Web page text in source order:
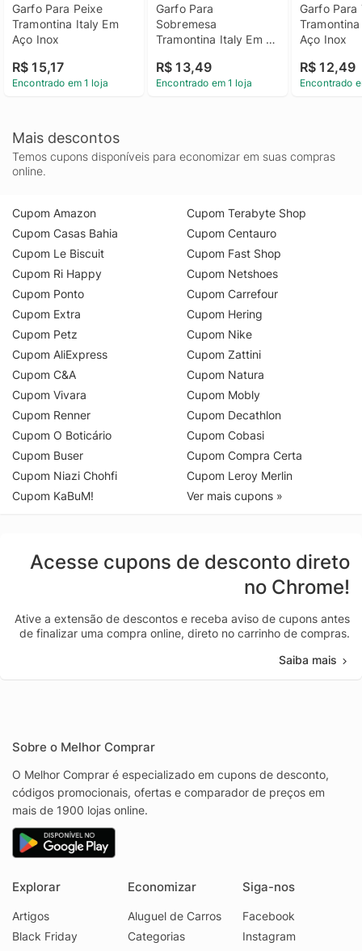
Garfo Para Peixe
Tramontina Italy Em
Aço Inox
R$ 15,17
Encontrado em 1 loja
Garfo Para
Sobremesa
Tramontina Italy Em
R$ 13,49
Encontrado em 1 loja
Garfo Para
Aço Inox
R$ 12,49
Encontrado
Mais descontos
Temos cupons disponíveis para economizar em suas compras
online.
Cupom Amazon
Cupom Casas Bahia
Cupom Le Biscuit
Cupom Ri Happy
Cupom Ponto
Cupom Extra
Cupom Petz
Cupom AliExpress
Cupom C&A
Cupom Vivara
Cupom Renner
Cupom O Boticário
Cupom Buser
Cupom Niazi Chohfi
Cupom KaBuM!
Cupom Terabyte Shop
Cupom Centauro
Cupom Fast Shop
Cupom Netshoes
Cupom Carrefour
Cupom Hering
Cupom Nike
Cupom Zattini
Cupom Natura
Cupom Mobly
Cupom Decathlon
Cupom Cobasi
Cupom Compra Certa
Cupom Leroy Merlin
Ver mais cupons »
Acesse cupons de desconto direto
no Chrome!
Ative a extensão de descontos e receba aviso de cupons antes
de finalizar uma compra online, direto no carrinho de compras.
Saiba mais
Sobre o Melhor Comprar
O Melhor Comprar é especializado em cupons de desconto,
códigos promocionais, ofertas e comparador de preços em
mais de 1900 lojas online.
Explorar
Artigos
Black Friday
Economizar
Aluguel de Carros
Categorias
Siga-nos
Facebook
Instagram